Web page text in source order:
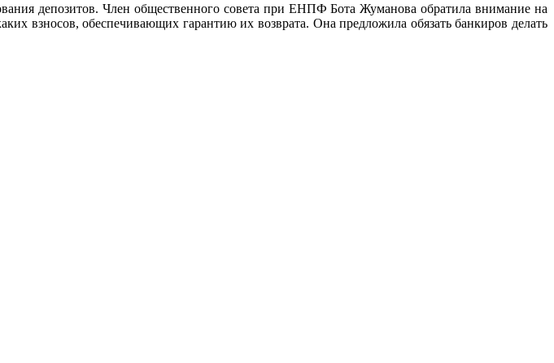
депозитов. Член общественного совета при ЕНПФ Бота Жуманова обратила внимание на
взносов, обеспечивающих гарантию их возврата. Она предложила обязать банкиров делать